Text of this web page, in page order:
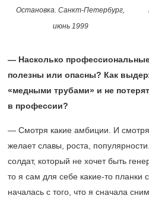
Остановка. Санкт-Петербург,
июнь 1999
— Насколько
полезны или опасны? Как
«медными трубами» и не
в профессии?
— Смотря какие амбиции. И
желает славы, роста,
солдат, который не хочет быть
то я сам для себе какие-то планки
началась с того, что я сначала